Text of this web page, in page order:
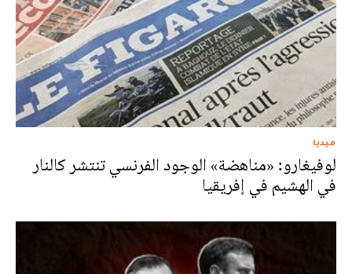
ميديا
لوفيغارو: «مناهضة» الوجود الفرنسي تنتشر كالنار
في الهشيم في إفريقيا